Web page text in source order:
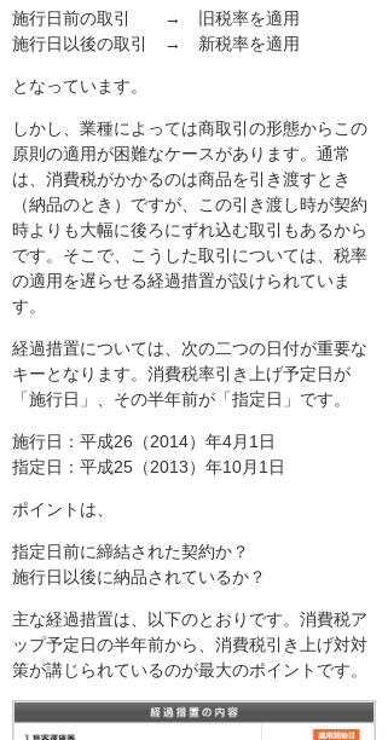
施行日前の取引 → 旧税率を適用
施行日以後の取引 → 新税率を適用
となっています。
しかし、業種によっては商取引の形態からこの
原則の適用が困難なケースがあります。通常
は、消費税がかかるのは商品を引き渡すとき
（納品のとき）ですが、この引き渡し時が契約
時よりも大幅に後ろにずれ込む取引もあるから
です。そこで、こうした取引については、税率
の適用を遅らせる経過措置が設けられていま
す。
経過措置については、次の二つの日付が重要な
キーとなります。消費税率引き上げ予定日が
「施行日」、その半年前が「指定日」です。
施行日：平成26（2014）年4月1日
指定日：平成25（2013）年10月1日
ポイントは、
指定日前に締結された契約か？
施行日以後に納品されているか？
主な経過措置は、以下のとおりです。消費税ア
ップ予定日の半年前から、消費税引き上げ対対
策が講じられているのが最大のポイントです。